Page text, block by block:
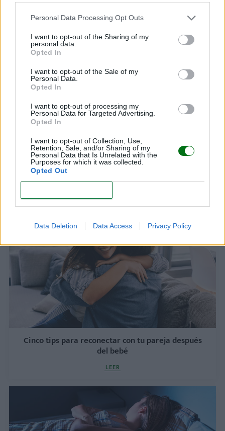
Personal Data Processing Opt Outs
I want to opt-out of the Sharing of my
personal data.
Opted In
I want to opt-out of the Sale of my
Personal Data.
Opted In
I want to opt-out of processing my
Personal Data for Targeted Advertising.
Opted In
I want to opt-out of Collection, Use,
Retention, Sale, and/or Sharing of my
Personal Data that Is Unrelated with the
Purposes for which it was collected.
Opted Out
Data Deletion Data Access Privacy Policy
Amor en pausa… pero no perdido
Matutolagnia: descubre el placer del sexo
mañanero y por qué a muchos les fascina
Cinco tips para reconectar con tu pareja después
del bebé
LEER